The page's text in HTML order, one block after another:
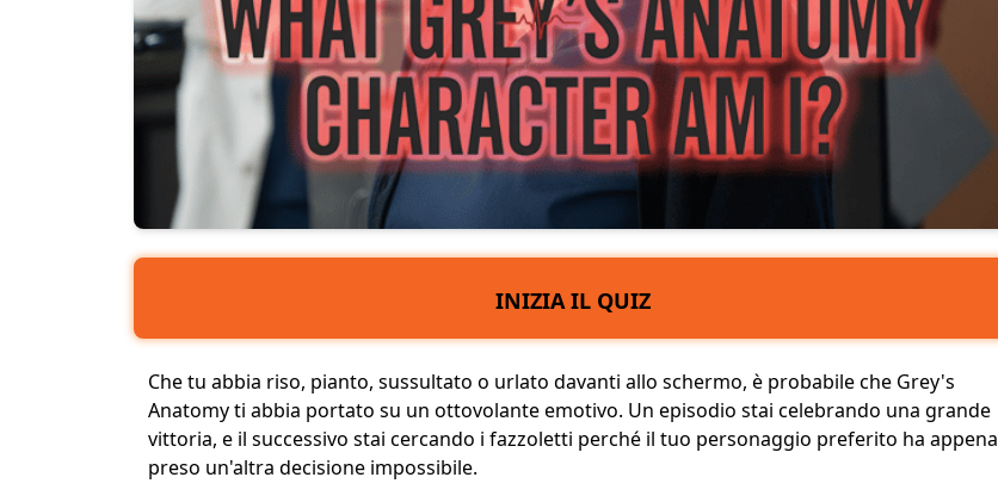
INIZIA IL QUIZ
Che tu abbia riso, pianto, sussultato o urlato davanti allo schermo, è probabile che Grey's
Anatomy ti abbia portato su un ottovolante emotivo. Un episodio stai celebrando una grande
vittoria, e il successivo stai cercando i fazzoletti perché il tuo personaggio preferito ha appena
preso un'altra decisione impossibile.